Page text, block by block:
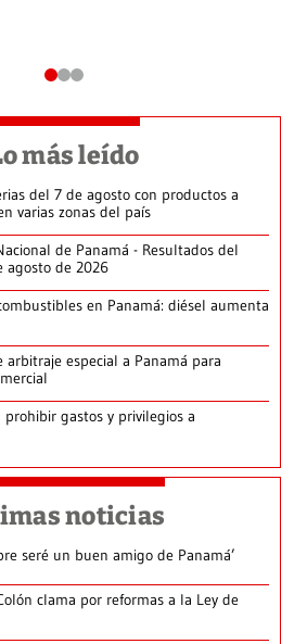
más leído
del 7 de agosto con productos a
varias zonas del país
de Panamá - Resultados del
agosto de 2026
en Panamá: diésel aumenta
arbitraje especial a Panamá para
prohibir gastos y privilegios a
noticias
seré un buen amigo de Panamá’
clama por reformas a la Ley de